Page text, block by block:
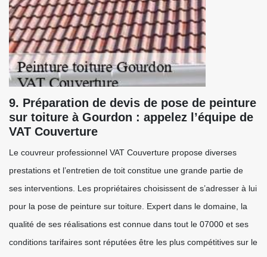
9. Préparation de devis de pose de peinture
sur toiture à Gourdon : appelez l’équipe de
VAT Couverture
Le couvreur professionnel VAT Couverture propose diverses
prestations et l’entretien de toit constitue une grande partie de
ses interventions. Les propriétaires choisissent de s’adresser à lui
pour la pose de peinture sur toiture. Expert dans le domaine, la
qualité de ses réalisations est connue dans tout le 07000 et ses
conditions tarifaires sont réputées être les plus compétitives sur le